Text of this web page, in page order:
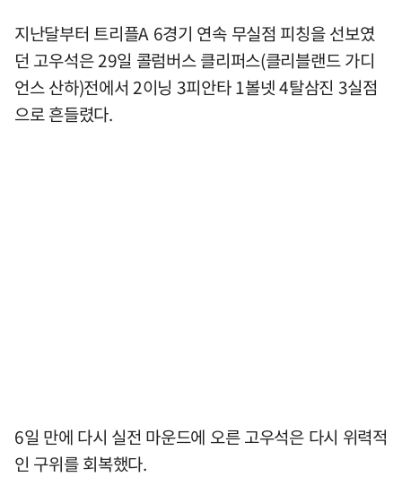
지난달부터 트리플A 6경기 연속 무실점 피칭을 선보였
던 고우석은 29일 콜럼버스 클리퍼스(클리블랜드 가디
언스 산하)전에서 2이닝 3피안타 1볼넷 4탈삼진 3실점
으로 흔들렸다.
6일 만에 다시 실전 마운드에 오른 고우석은 다시 위력적
인 구위를 회복했다.